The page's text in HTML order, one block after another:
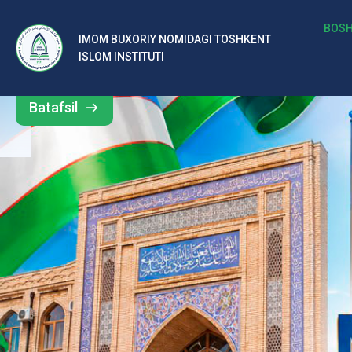
IMOM BUXORIY NOMIDAGI TOSHKENT
ISLOM INSTITUTI
b
al
ar
o‘
rt
a
si
d
Barcha
yangiliklar
Batafsil